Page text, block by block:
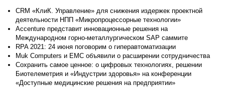
CRM «КлиК. Управление» для снижения издержек проектной
деятельности НПП «Микропроцессорные технологии»
Accenture представит инновационные решения на
Международном горно-металлургическом SAP саммите
RPA 2021: 24 июня поговорим о гиперавтоматизации
Muk Computers и EMC объявили о расширении сотрудничества
Сохранить самое ценное: о цифровых технологиях, решении
Биотелеметрия и «Индустрии здоровья» на конференции
«Доступные медицинские решения на предприятии»